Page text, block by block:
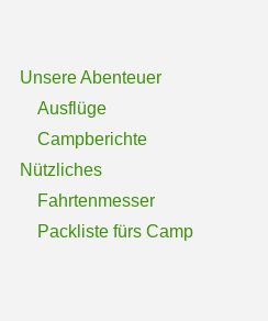
Unsere Abenteuer
Ausflüge
Campberichte
Nützliches
Fahrtenmesser
Packliste fürs Camp